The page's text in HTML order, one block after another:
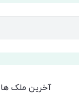
آخرین ملک ها